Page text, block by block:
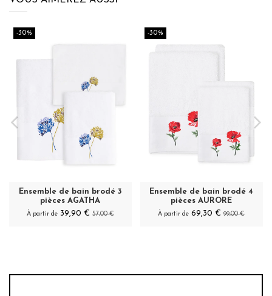
-30%
Ensemble de bain brodé 3
pièces AGATHA
À partir de39,90 € 57,00 €
-30%
Ensemble de bain brodé 4
pièces AURORE
À partir de 69,30 € 99,00 €